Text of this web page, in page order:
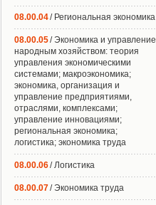
08.00.04/ Региональная экономика
08.00.05/ Экономика и управление
народным хозяйством: теория
управления экономическими
системами; макроэкономика;
экономика, организация и
управление предприятиями,
отраслями, комплексами;
управление инновациями;
региональная экономика;
логистика; экономика труда
08.00.06/ Логистика
08.00.07/ Экономика труда